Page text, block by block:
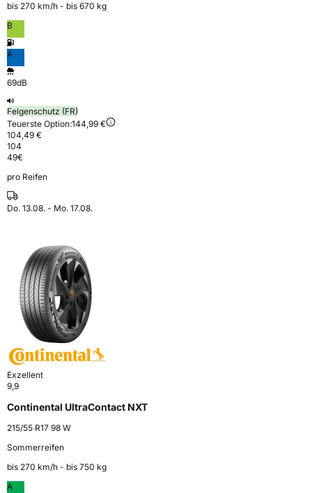
bis 270 km⁠/⁠h - bis 670 kg
B
A
69dB
Felgenschutz (FR)
Teuerste Option:144,99 €
104,49 €
104
49€
pro Reifen
Do. 13.08. - Mo. 17.08.
Exzellent
9,9
Continental UltraContact NXT
215/55 R17 98 W
Sommerreifen
bis 270 km⁠/⁠h - bis 750 kg
A